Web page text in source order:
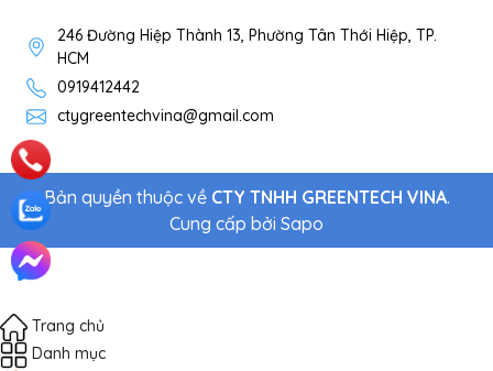
246 Đường Hiệp Thành 13, Phường Tân Thới Hiệp, TP.
HCM
0919412442
ctygreentechvina@gmail.com
Bản quyền thuộc về CTY TNHH GREENTECH VINA.
Cung cấp bởi Sapo
Trang chủ
Danh mục